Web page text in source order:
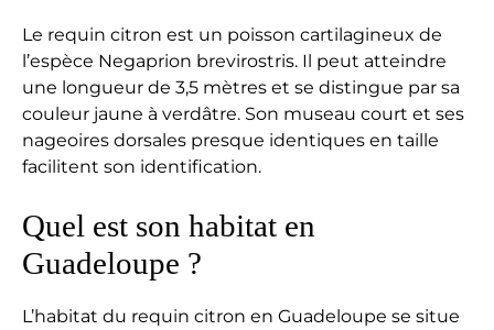
Le requin citron est un poisson cartilagineux de
l’espèce Negaprion brevirostris. Il peut atteindre
une longueur de 3,5 mètres et se distingue par sa
couleur jaune à verdâtre. Son museau court et ses
nageoires dorsales presque identiques en taille
facilitent son identification.
Quel est son habitat en
Guadeloupe ?
L’habitat du requin citron en Guadeloupe se situe